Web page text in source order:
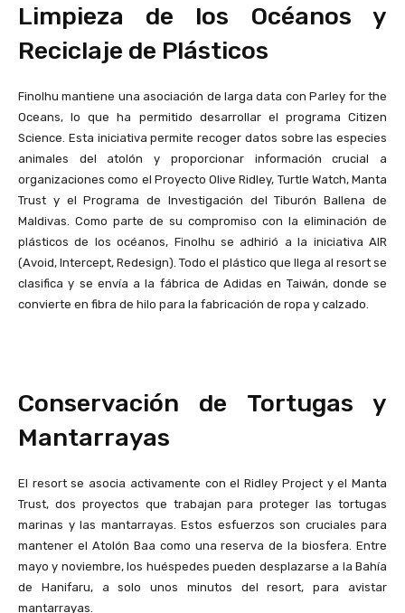
Limpieza de los Océanos y
Reciclaje de Plásticos
Finolhu mantiene una asociación de larga data con Parley for the
Oceans, lo que ha permitido desarrollar el programa Citizen
Science. Esta iniciativa permite recoger datos sobre las especies
animales del atolón y proporcionar información crucial a
organizaciones como el Proyecto Olive Ridley, Turtle Watch, Manta
Trust y el Programa de Investigación del Tiburón Ballena de
Maldivas. Como parte de su compromiso con la eliminación de
plásticos de los océanos, Finolhu se adhirió a la iniciativa AIR
(Avoid, Intercept, Redesign). Todo el plástico que llega al resort se
clasifica y se envía a la fábrica de Adidas en Taiwán, donde se
convierte en fibra de hilo para la fabricación de ropa y calzado.
Conservación de Tortugas y
Mantarrayas
El resort se asocia activamente con el Ridley Project y el Manta
Trust, dos proyectos que trabajan para proteger las tortugas
marinas y las mantarrayas. Estos esfuerzos son cruciales para
mantener el Atolón Baa como una reserva de la biosfera. Entre
mayo y noviembre, los huéspedes pueden desplazarse a la Bahía
de Hanifaru, a solo unos minutos del resort, para avistar
mantarrayas.